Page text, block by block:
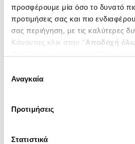
προσφέρουμε μία όσο το δυνατό πιο
προτιμήσεις σας και πιο
σας περιήγηση, με τις καλύτερες
Κάνοντας κλικ στην ‘’Αποδοχή
ενδιαφέρουν και να επιλέξετε από
΄΄και να
συγκατάθεσης
Αναγκαία
Προτιμήσεις
Στατιστικά